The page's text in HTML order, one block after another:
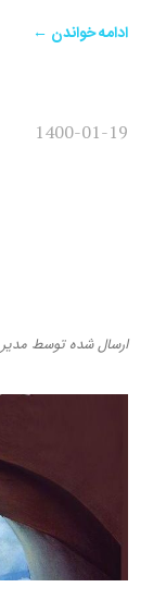
ادامه خواندن ←
1400-01-19
ارسال شدهتوسط